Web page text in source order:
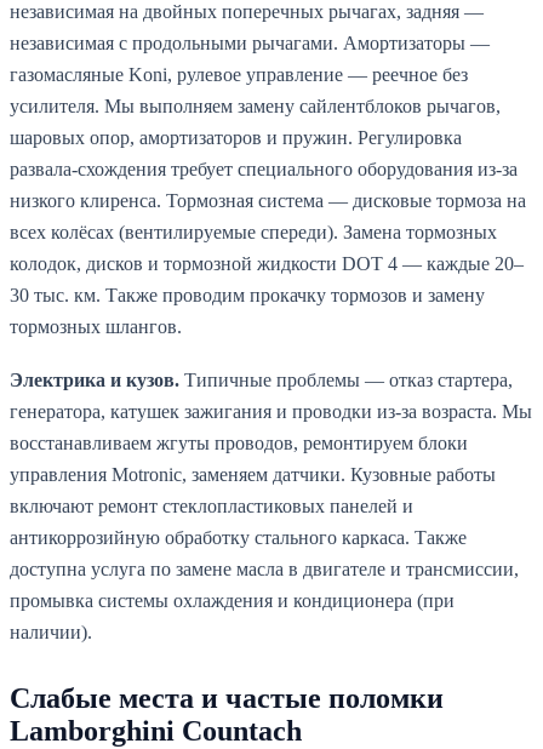
независимая на двойных поперечных рычагах, задняя —
независимая с продольными рычагами. Амортизаторы —
газомасляные Koni, рулевое управление — реечное без
усилителя. Мы выполняем замену сайлентблоков рычагов,
шаровых опор, амортизаторов и пружин. Регулировка
развала-схождения требует специального оборудования из-за
низкого клиренса. Тормозная система — дисковые тормоза на
всех колёсах (вентилируемые спереди). Замена тормозных
колодок, дисков и тормозной жидкости DOT 4 — каждые 20–
30 тыс. км. Также проводим прокачку тормозов и замену
тормозных шлангов.
Электрика и кузов. Типичные проблемы — отказ стартера,
генератора, катушек зажигания и проводки из-за возраста. Мы
восстанавливаем жгуты проводов, ремонтируем блоки
управления Motronic, заменяем датчики. Кузовные работы
включают ремонт стеклопластиковых панелей и
антикоррозийную обработку стального каркаса. Также
доступна услуга по замене масла в двигателе и трансмиссии,
промывка системы охлаждения и кондиционера (при
наличии).
Слабые места и частые поломки
Lamborghini Countach